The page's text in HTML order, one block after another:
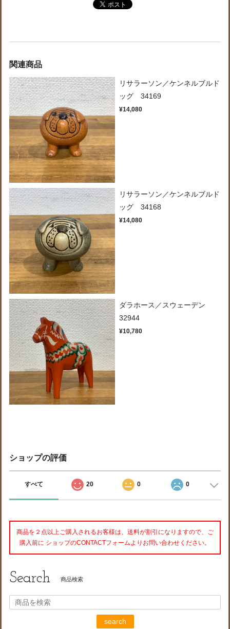
関連商品
リサラーソン／ケンネルブルド
ッグ 34169
¥14,080
リサラーソン／ケンネルブルド
ッグ 34168
¥14,080
ダラホース／スウェーデン
32944
¥10,780
ショップの評価
すべて 20 0 0
商品を２点以上ご購入されるお客様は、送料が割引になりますので、ご
購入前に ショップのCONTACTフォームよりお問い合わせください。
Search 商品検索
search